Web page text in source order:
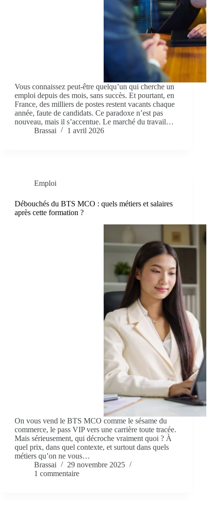
Vous connaissez peut-être quelqu’un qui cherche un
emploi depuis des mois, sans succès. Et pourtant, en
France, des milliers de postes restent vacants chaque
année, faute de candidats. Ce paradoxe n’est pas
nouveau, mais il s’accentue. Le marché du travail…
Brassai
1 avril 2026
Emploi
Débouchés du BTS MCO : quels métiers et salaires
après cette formation ?
On vous vend le BTS MCO comme le sésame du
commerce, le pass VIP vers une carrière toute tracée.
Mais sérieusement, qui décroche vraiment quoi ? À
quel prix, dans quel contexte, et surtout dans quels
métiers qu’on ne vous…
Brassai
29 novembre 2025
1 commentaire